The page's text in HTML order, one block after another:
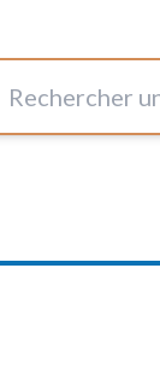
un terme